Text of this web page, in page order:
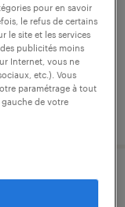
pour en savoir
le refus de certains
le site et les services
publicités moins
Internet, vous ne
etc.). Vous
paramétrage à tout
de votre